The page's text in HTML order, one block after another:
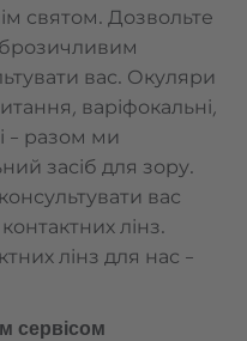
святом. Дозвольте
вас. Окуляри
варіфокальні,
– разом ми
засіб для зору.
вас
лінз.
лінз для нас –
сервісом